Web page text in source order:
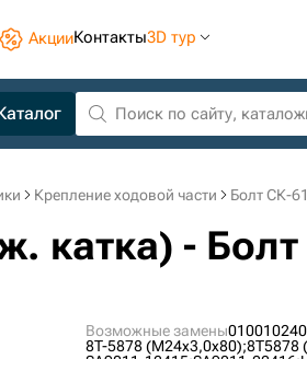
АкцииКонтакты3D тур
Крепление ходовой части Болт СК-
катка) -
Возможные замены
8T-5878 (M24x3,0x80);8T5878
SA9011-12415;SA9011-22416;